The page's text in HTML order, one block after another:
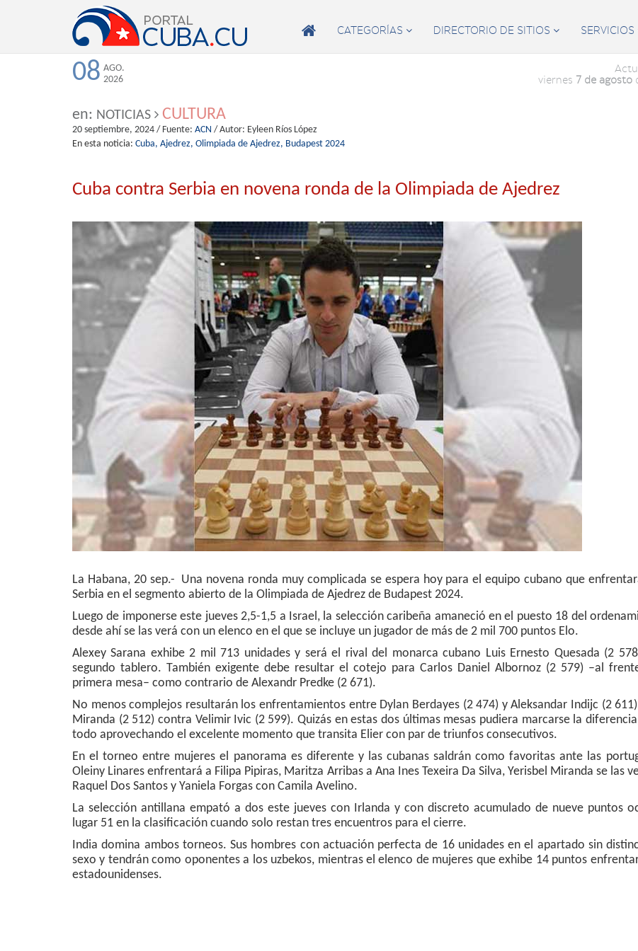
 CATEGORÍAS  DIRECTORIO DE SITIOS  SERVICIOS
08 AGO.
2026
viernes 7 de agosto
en: NOTICIAS CULTURA
20 septiembre, 2024 / Fuente: ACN / Autor: Eyleen Ríos López
En esta noticia: Cuba, Ajedrez, Olimpiada de Ajedrez, Budapest 2024
Cuba contra Serbia en novena ronda de la Olimpiada de Ajedrez
La Habana, 20 sep.- Una novena ronda muy complicada se espera hoy para el equipo cubano que
Serbia en el segmento abierto de la Olimpiada de Ajedrez de Budapest 2024.
Luego de imponerse este jueves 2,5-1,5 a Israel, la selección caribeña amaneció en el puesto 18 del
desde ahí se las verá con un elenco en el que se incluye un jugador de más de 2 mil 700 puntos Elo.
Alexey Sarana exhibe 2 mil 713 unidades y será el rival del monarca cubano Luis Ernesto Quesada (2
segundo tablero. También exigente debe resultar el cotejo para Carlos Daniel Albornoz (2 579) –al
primera mesa– como contrario de Alexandr Predke (2 671).
No menos complejos resultarán los enfrentamientos entre Dylan Berdayes (2 474) y Aleksandar Indijc (2
Miranda (2 512) contra Velimir Ivic (2 599). Quizás en estas dos últimas mesas pudiera marcarse la
todo aprovechando el excelente momento que transita Elier con par de triunfos consecutivos.
En el torneo entre mujeres el panorama es diferente y las cubanas saldrán como favoritas ante las
Oleiny Linares enfrentará a Filipa Pipiras, Maritza Arribas a Ana Ines Texeira Da Silva, Yerisbel Miranda se las
Raquel Dos Santos y Yaniela Forgas con Camila Avelino.
La selección antillana empató a dos este jueves con Irlanda y con discreto acumulado de nueve puntos
lugar 51 en la clasificación cuando solo restan tres encuentros para el cierre.
India domina ambos torneos. Sus hombres con actuación perfecta de 16 unidades en el apartado sin
sexo y tendrán como oponentes a los uzbekos, mientras el elenco de mujeres que exhibe 14 puntos
estadounidenses.